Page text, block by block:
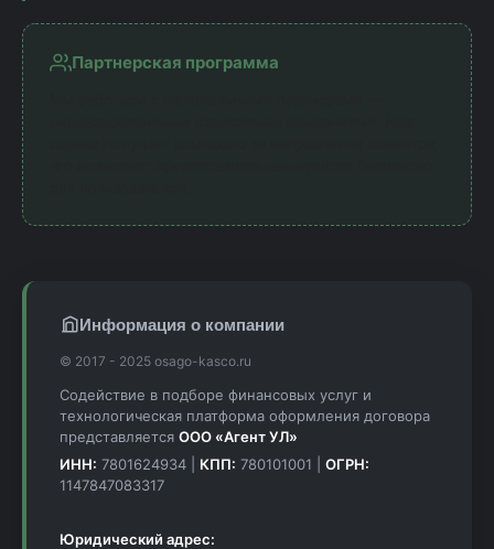
Партнерская программа
Информация о компании
© 2017 - 2025 osago-kasco.ru
Содействие в подборе финансовых услуг и
технологическая платформа оформления договора
представляется ООО «Агент УЛ»
ИНН: 7801624934 | КПП: 780101001 | ОГРН:
1147847083317
Юридический адрес: